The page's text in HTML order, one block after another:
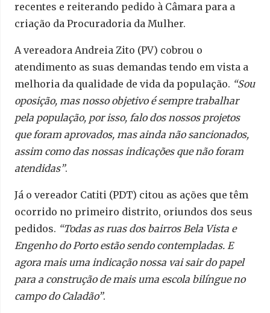
recentes e reiterando pedido à Câmara para a
criação da Procuradoria da Mulher.
A vereadora Andreia Zito (PV) cobrou o
atendimento as suas demandas tendo em vista a
melhoria da qualidade de vida da população. “Sou
oposição, mas nosso objetivo é sempre trabalhar
pela população, por isso, falo dos nossos projetos
que foram aprovados, mas ainda não sancionados,
assim como das nossas indicações que não foram
atendidas”.
Já o vereador Catiti (PDT) citou as ações que têm
ocorrido no primeiro distrito, oriundos dos seus
pedidos. “Todas as ruas dos bairros Bela Vista e
Engenho do Porto estão sendo contempladas. E
agora mais uma indicação nossa vai sair do papel
para a construção de mais uma escola bilíngue no
campo do Caladão”.